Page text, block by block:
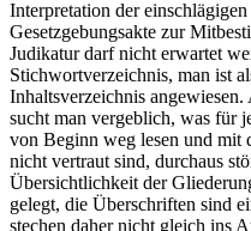
Interpretation der
Gesetzgebungsakte zur
Judikatur darf nicht erwartet
Stichwortverzeichnis, man ist
Inhaltsverzeichnis
sucht man vergeblich, was für
von Beginn weg lesen und mit
nicht vertraut sind, durchaus
Übersichtlichkeit der
gelegt, die Überschriften sind
stechen daher nicht gleich ins